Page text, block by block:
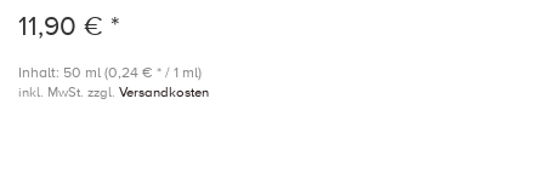
11,90 € *
Inhalt: 50 ml (0,24 € * / 1 ml)
inkl. MwSt. zzgl. Versandkosten